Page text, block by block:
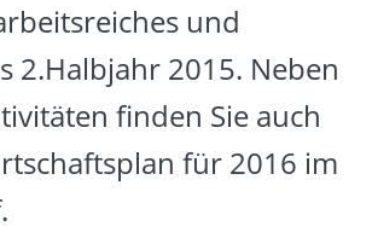
und
2.Halbjahr 2015. Neben
finden Sie auch
für 2016 im